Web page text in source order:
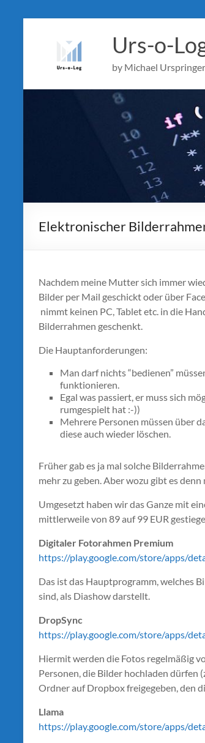
Urs-o-
by Michael Urspringer
Elektronischer
Nachdem meine Mutter sich immer
Bilder per Mail geschickt oder über
nimmt keinen PC, Tablet etc. in die
Bilderrahmen geschenkt.
Die Hauptanforderungen:
Man darf nichts “bedienen”
funktionieren.
Egal was passiert, er muss sich
rumgespielt hat :-))
Mehrere Personen müssen über
diese auch wieder löschen.
Früher gab es ja mal solche
mehr zu geben. Aber wozu gibt es
Umgesetzt haben wir das Ganze mit
mittlerweile von 89 auf 99 EUR
Digitaler Fotorahmen Premium
https://play.google.com/store/apps/
Das ist das Hauptprogramm, welches
sind, als Diashow darstellt.
DropSync
https://play.google.com/store/apps/
Hiermit werden die Fotos regelmäßig
Personen, die Bilder hochladen dürfen
Ordner auf Dropbox freigegeben, den
Llama
https://play.google.com/store/apps/